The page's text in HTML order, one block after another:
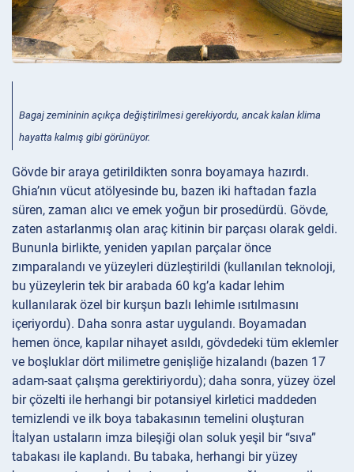
Bagaj zemininin açıkça değiştirilmesi gerekiyordu, ancak kalan klima
hayatta kalmış gibi görünüyor.
Gövde bir araya getirildikten sonra boyamaya hazırdı.
Ghia’nın vücut atölyesinde bu, bazen iki haftadan fazla
süren, zaman alıcı ve emek yoğun bir prosedürdü. Gövde,
zaten astarlanmış olan araç kitinin bir parçası olarak geldi.
Bununla birlikte, yeniden yapılan parçalar önce
zımparalandı ve yüzeyleri düzleştirildi (kullanılan teknoloji,
bu yüzeylerin tek bir arabada 60 kg’a kadar lehim
kullanılarak özel bir kurşun bazlı lehimle ısıtılmasını
içeriyordu). Daha sonra astar uygulandı. Boyamadan
hemen önce, kapılar nihayet asıldı, gövdedeki tüm eklemler
ve boşluklar dört milimetre genişliğe hizalandı (bazen 17
adam-saat çalışma gerektiriyordu); daha sonra, yüzey özel
bir çözelti ile herhangi bir potansiyel kirletici maddeden
temizlendi ve ilk boya tabakasının temelini oluşturan
İtalyan ustaların imza bileşiği olan soluk yeşil bir “sıva”
tabakası ile kaplandı. Bu tabaka, herhangi bir yüzey